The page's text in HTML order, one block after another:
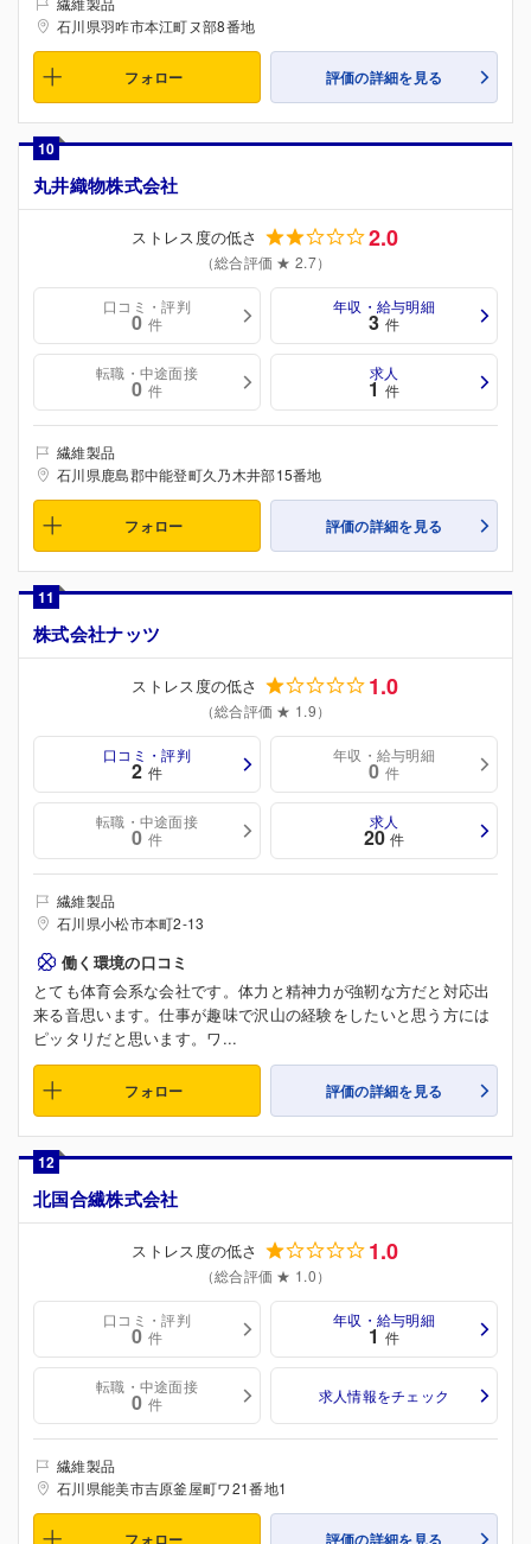
石川県羽咋市本江町ヌ部8番地
フォロー 評価の詳細を見る
10
丸井織物株式会社
ストレス度の低さ 2.0
（総合評価 ★ 2.7）
口コミ・評判
0 件
年収・給与明細
3 件
転職・中途面接
0 件
求人
1 件
繊維製品
石川県鹿島郡中能登町久乃木井部15番地
フォロー 評価の詳細を見る
11
株式会社ナッツ
ストレス度の低さ 1.0
（総合評価 ★ 1.9）
口コミ・評判
2 件
年収・給与明細
0 件
転職・中途面接
0 件
求人
20 件
繊維製品
石川県小松市本町2-13
働く環境の口コミ
とても体育会系な会社です。体力と精神力が強靭な方だと対応出
来る音思います。仕事が趣味で沢山の経験をしたいと思う方には
ピッタリだと思います。ワ...
フォロー 評価の詳細を見る
12
北国合繊株式会社
ストレス度の低さ 1.0
（総合評価 ★ 1.0）
口コミ・評判
0 件
年収・給与明細
1 件
転職・中途面接
0 件 求人情報をチェック
繊維製品
石川県能美市吉原釜屋町ワ21番地1
フォロー 評価の詳細を見る